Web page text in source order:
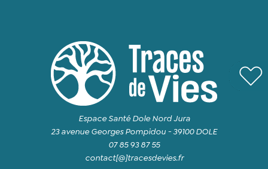
Espace Santé Dole Nord Jura
23 avenue Georges Pompidou - 39100 DOLE
07 85 93 87 55
contact[@]tracesdevies.fr